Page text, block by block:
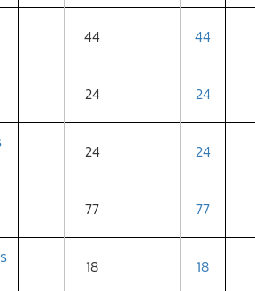
44 44
24 24
24 24
77 77
18 18